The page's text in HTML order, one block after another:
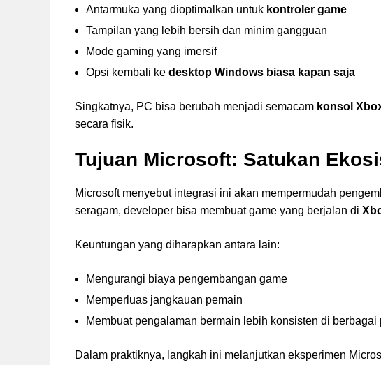
Antarmuka yang dioptimalkan untuk kontroler game
Tampilan yang lebih bersih dan minim gangguan
Mode gaming yang imersif
Opsi kembali ke desktop Windows biasa kapan saja
Singkatnya, PC bisa berubah menjadi semacam konsol
secara fisik.
Tujuan Microsoft: Satukan
Microsoft menyebut integrasi ini akan mempermudah
seragam, developer bisa membuat game yang berjalan di
Keuntungan yang diharapkan antara lain:
Mengurangi biaya pengembangan game
Memperluas jangkauan pemain
Membuat pengalaman bermain lebih konsisten di berbagai
Dalam praktiknya, langkah ini melanjutkan eksperimen